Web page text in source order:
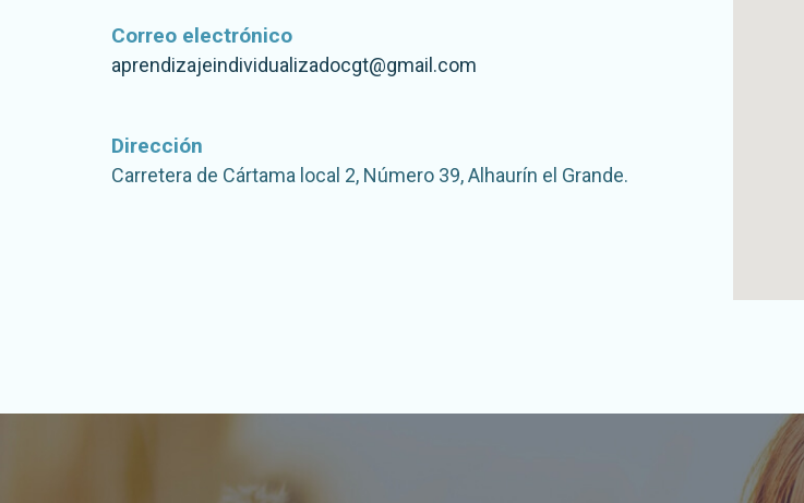
Correo electrónico
aprendizajeindividualizadocgt@gmail.com
Dirección
Carretera de Cártama local 2, Número 39, Alhaurín el Grande.